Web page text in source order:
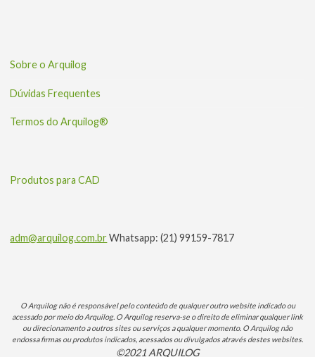
Sobre o Arquilog
Dúvidas Frequentes
Termos do Arquilog®
Produtos para CAD
adm@arquilog.com.brWhatsapp: (21) 99159-7817
O Arquilog não é responsável pelo conteúdo de qualquer outro website indicado ou
acessado por meio do Arquilog. O Arquilog reserva-se o direito de eliminar qualquer link
ou direcionamento a outros sites ou serviços a qualquer momento. O Arquilog não
endossa firmas ou produtos indicados, acessados ou divulgados através destes websites.
©2021 ARQUILOG